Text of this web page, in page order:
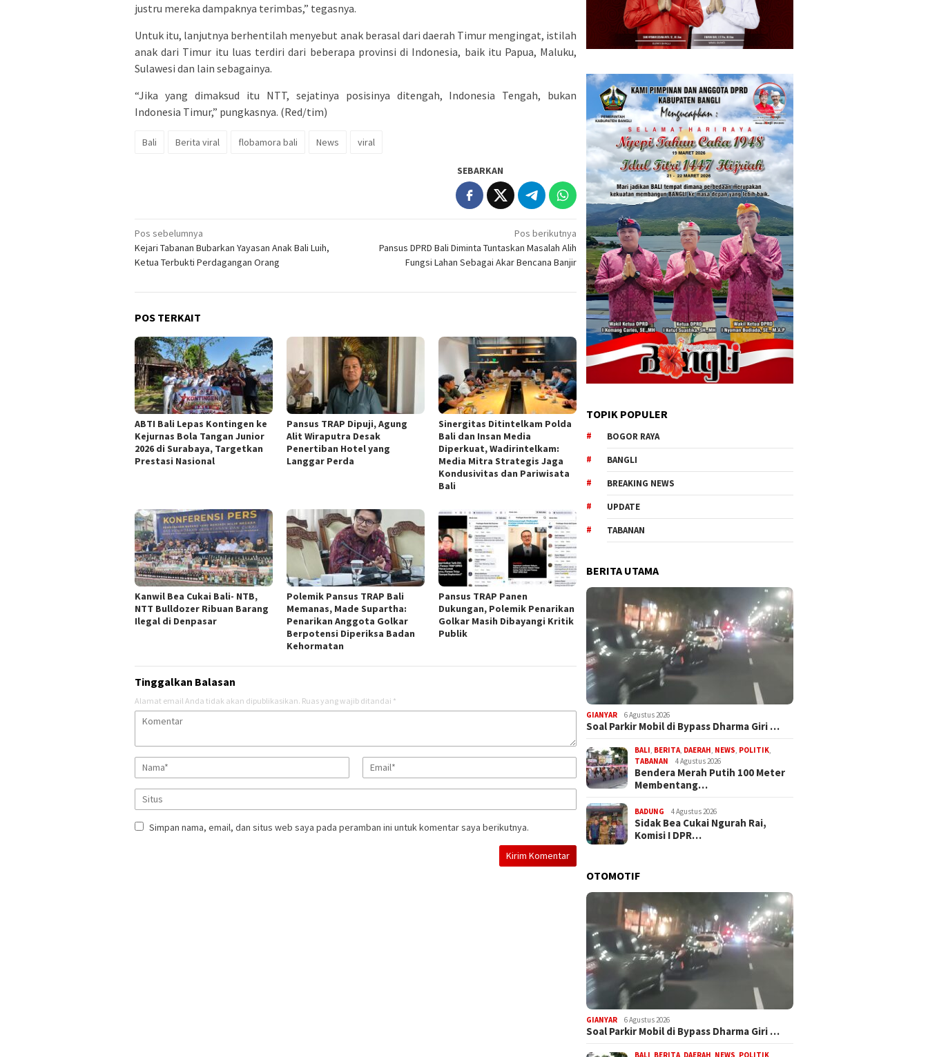
justru mereka dampaknya terimbas,” tegasnya.
Untuk itu, lanjutnya berhentilah menyebut anak berasal dari daerah Timur mengingat, istilah
anak dari Timur itu luas terdiri dari beberapa provinsi di Indonesia, baik itu Papua, Maluku,
Sulawesi dan lain sebagainya.
“Jika yang dimaksud itu NTT, sejatinya posisinya ditengah, Indonesia Tengah, bukan
Indonesia Timur,” pungkasnya. (Red/tim)
Bali Berita viral flobamora bali News viral
SEBARKAN
Navigasi
pos
Pos sebelumnya
Kejari Tabanan Bubarkan Yayasan Anak Bali Luih,
Ketua Terbukti Perdagangan Orang
Pos berikutnya
Pansus DPRD Bali Diminta Tuntaskan Masalah Alih
Fungsi Lahan Sebagai Akar Bencana Banjir
POS TERKAIT
ABTI Bali Lepas Kontingen ke
Kejurnas Bola Tangan Junior
2026 di Surabaya, Targetkan
Prestasi Nasional
Pansus TRAP Dipuji, Agung
Alit Wiraputra Desak
Penertiban Hotel yang
Langgar Perda
Sinergitas Ditintelkam Polda
Bali dan Insan Media
Diperkuat, Wadirintelkam:
Media Mitra Strategis Jaga
Kondusivitas dan Pariwisata
Bali
Kanwil Bea Cukai Bali- NTB,
NTT Bulldozer Ribuan Barang
Ilegal di Denpasar
Polemik Pansus TRAP Bali
Memanas, Made Supartha:
Penarikan Anggota Golkar
Berpotensi Diperiksa Badan
Kehormatan
Pansus TRAP Panen
Dukungan, Polemik Penarikan
Golkar Masih Dibayangi Kritik
Publik
Tinggalkan Balasan
Alamat email Anda tidak akan dipublikasikan. Ruas yang wajib ditandai *
Simpan nama, email, dan situs web saya pada peramban ini untuk komentar saya berikutnya.
TOPIK POPULER
BOGOR RAYA
BANGLI
BREAKING NEWS
UPDATE
TABANAN
BERITA UTAMA
GIANYAR 6 Agustus 2026
Soal Parkir Mobil di Bypass Dharma Giri …
BALI, BERITA, DAERAH, NEWS, POLITIK,
TABANAN
4 Agustus 2026
Bendera Merah Putih 100 Meter
Membentang…
BADUNG 4 Agustus 2026
Sidak Bea Cukai Ngurah Rai,
Komisi I DPR…
OTOMOTIF
GIANYAR 6 Agustus 2026
Soal Parkir Mobil di Bypass Dharma Giri …
BALI BERITA DAERAH NEWS POLITIK